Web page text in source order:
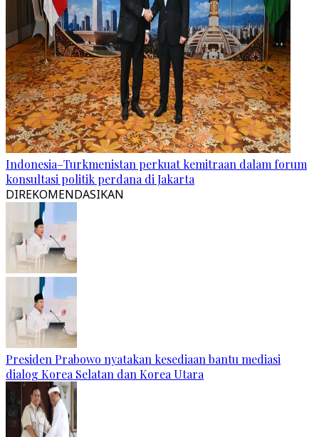
Indonesia–Turkmenistan perkuat kemitraan dalam forum
konsultasi politik perdana di Jakarta
DIREKOMENDASIKAN
Presiden Prabowo nyatakan kesediaan bantu mediasi
dialog Korea Selatan dan Korea Utara